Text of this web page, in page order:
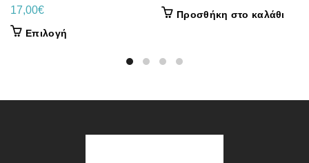
17,00€
Επιλογή
Προσθήκη στο καλάθι